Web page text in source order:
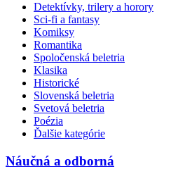
Detektívky, trilery a horory
Sci-fi a fantasy
Komiksy
Romantika
Spoločenská beletria
Klasika
Historické
Slovenská beletria
Svetová beletria
Poézia
Ďalšie kategórie
Náučná a odborná